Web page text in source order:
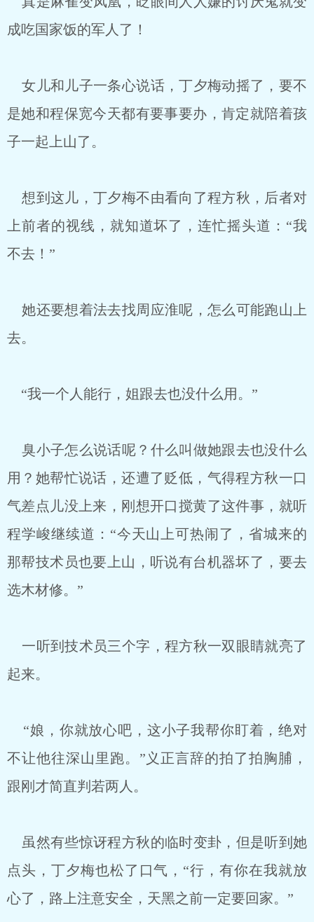
成吃国家饭的军人了！
女儿和儿子一条心说话，丁夕梅动摇了，要不
是她和程保宽今天都有要事要办，肯定就陪着孩
子一起上山了。
想到这儿，丁夕梅不由看向了程方秋，后者对
上前者的视线，就知道坏了，连忙摇头道：“我
不去！”
她还要想着法去找周应淮呢，怎么可能跑山上
去。
“我一个人能行，姐跟去也没什么用。”
臭小子怎么说话呢？什么叫做她跟去也没什么
用？她帮忙说话，还遭了贬低，气得程方秋一口
气差点儿没上来，刚想开口搅黄了这件事，就听
程学峻继续道：“今天山上可热闹了，省城来的
那帮技术员也要上山，听说有台机器坏了，要去
选木材修。”
一听到技术员三个字，程方秋一双眼睛就亮了
起来。
“娘，你就放心吧，这小子我帮你盯着，绝对
不让他往深山里跑。”义正言辞的拍了拍胸脯，
跟刚才简直判若两人。
虽然有些惊讶程方秋的临时变卦，但是听到她
点头，丁夕梅也松了口气，“行，有你在我就放
心了，路上注意安全，天黑之前一定要回家。”